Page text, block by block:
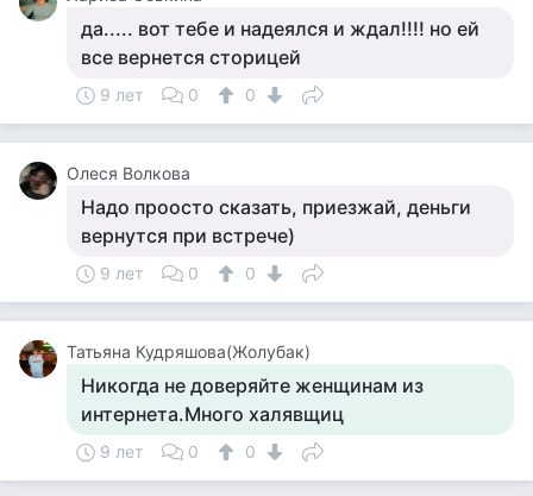
да..... вот тебе и надеялся и ждал!!!! но ей
все вернется сторицей
9 лет 0 0
Олеся Волкова
Надо проосто сказать, приезжай, деньги
вернутся при встрече)
9 лет 0 0
Татьяна Кудряшова(Жолубак)
Никогда не доверяйте женщинам из
интернета.Много халявщиц
9 лет 0 0